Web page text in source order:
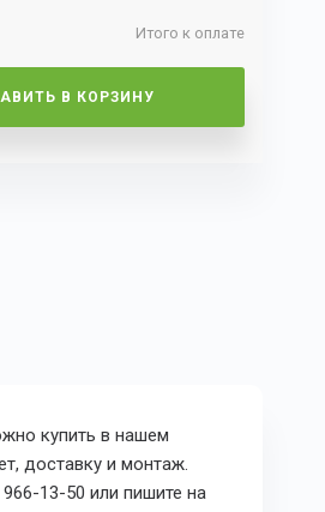
Итого к оплате
В КОРЗИНУ
купить в нашем
доставку и монтаж.
13-50 или пишите на